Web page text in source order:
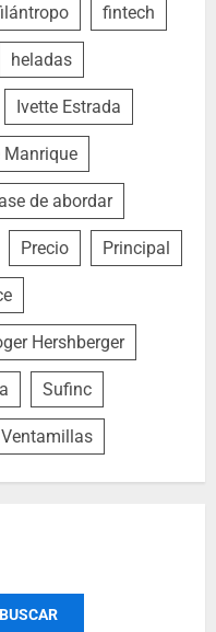
fintech
heladas
Ivette Estrada
Manrique
de abordar
Precio Principal
Hershberger
Sufinc
Ventamillas
BUSCAR